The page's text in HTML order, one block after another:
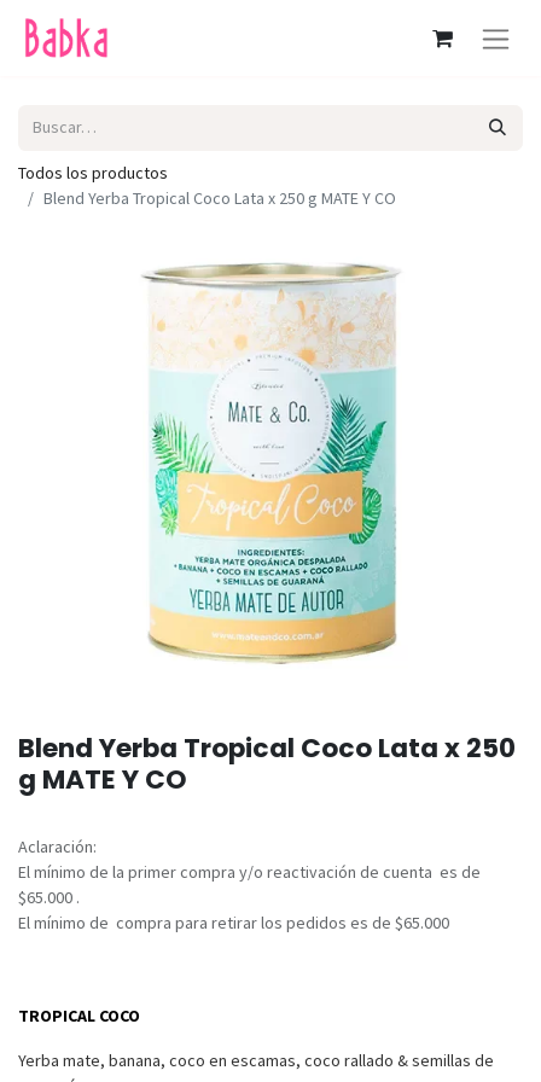
Todos los productos
Blend Yerba Tropical Coco Lata x 250 g MATE Y CO
Blend Yerba Tropical Coco Lata x 250
g MATE Y CO
Aclaración:
El mínimo de la primer compra y/o reactivación de cuenta es de
$65.000 .
El mínimo de compra para retirar los pedidos es de $65.000
TROPICAL COCO
Yerba mate, banana, coco en escamas, coco rallado & semillas de